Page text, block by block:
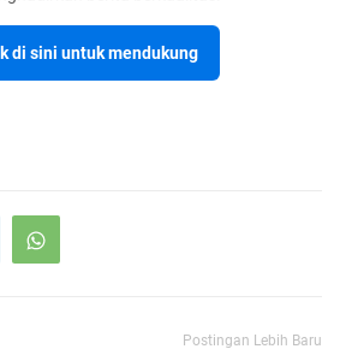
di sini untuk mendukung
Postingan Lebih Baru